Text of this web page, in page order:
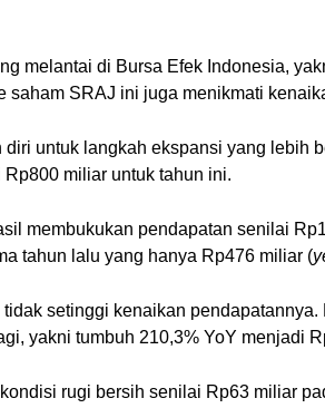
melantai di Bursa Efek Indonesia,
SRAJ ini juga menikmati
untuk langkah ekspansi yang lebih
miliar untuk tahun ini.
membukukan pendapatan senilai
tahun lalu yang hanya Rp476 miliar (
setinggi kenaikan
yakni tumbuh 210,3% YoY menjadi
rugi bersih senilai Rp63 miliar